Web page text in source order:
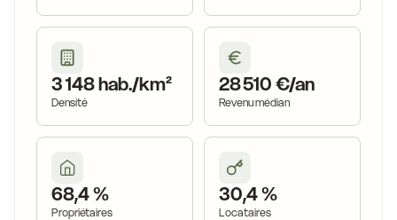
3 148 hab./km²
Densité
28 510 €/an
Revenu médian
68,4 %
Propriétaires
30,4 %
Locataires